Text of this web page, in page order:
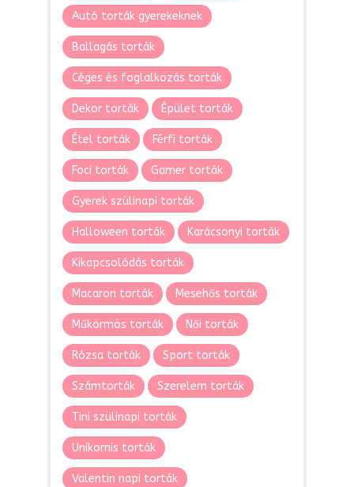
Autó torták gyerekeknek
Ballagás torták
Céges és foglalkozás torták
Dekor torták Épület torták
Étel torták Férfi torták
Foci torták Gamer torták
Gyerek szülinapi torták
Halloween torták Karácsonyi torták
Kikapcsolódás torták
Macaron torták Mesehős torták
Műkörmös torták Női torták
Rózsa torták Sport torták
Számtorták Szerelem torták
Tini szülinapi torták
Unikornis torták
Valentin napi torták